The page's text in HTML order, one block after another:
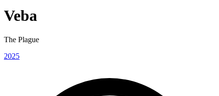
Veba
The Plague
2025